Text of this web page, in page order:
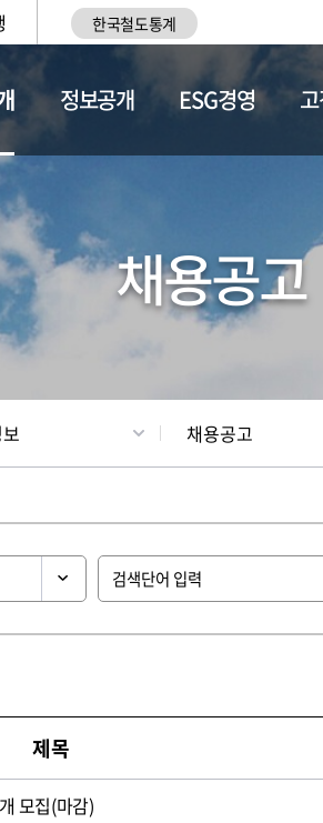
한국철도통계
정보공개 ESG경영
채용공고
채용공고
제목
모집(마감)